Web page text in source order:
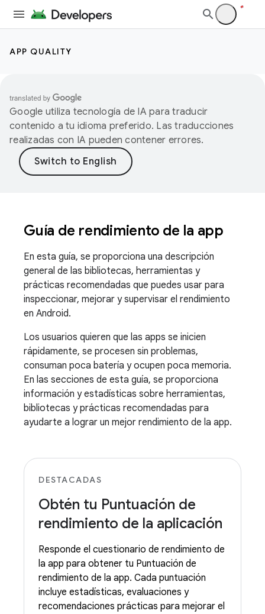
APP QUALITY
Google utiliza tecnología de IA para traducir
contenido a tu idioma preferido. Las traducciones
realizadas con IA pueden contener errores.
Guía de rendimiento de la app
En esta guía, se proporciona una descripción
general de las bibliotecas, herramientas y
prácticas recomendadas que puedes usar para
inspeccionar, mejorar y supervisar el rendimiento
en Android.
Los usuarios quieren que las apps se inicien
rápidamente, se procesen sin problemas,
consuman poca batería y ocupen poca memoria.
En las secciones de esta guía, se proporciona
información y estadísticas sobre herramientas,
bibliotecas y prácticas recomendadas para
ayudarte a lograr un mejor rendimiento de la app.
DESTACADAS
Obtén tu Puntuación de
rendimiento de la aplicación
Responde el cuestionario de rendimiento de
la app para obtener tu Puntuación de
rendimiento de la app. Cada puntuación
incluye estadísticas, evaluaciones y
recomendaciones prácticas para mejorar el